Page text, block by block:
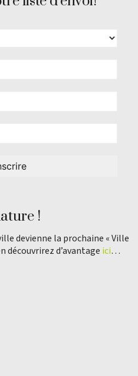
!
devienne la prochaine « Ville
découvrirez d’avantage ici…